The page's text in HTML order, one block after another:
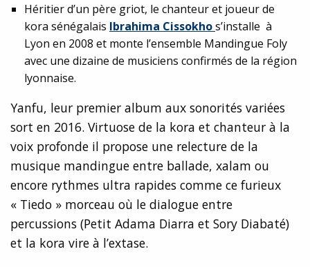
Héritier d’un père griot, le chanteur et joueur de
kora sénégalais Ibrahima Cissokhos’installe à
Lyon en 2008 et monte l’ensemble Mandingue Foly
avec une dizaine de musiciens confirmés de la région
lyonnaise.
Yanfu, leur premier album aux sonorités variées
sort en 2016. Virtuose de la kora et chanteur à la
voix profonde il propose une relecture de la
musique mandingue entre ballade, xalam ou
encore rythmes ultra rapides comme ce furieux
« Tiedo » morceau où le dialogue entre
percussions (Petit Adama Diarra et Sory Diabaté)
et la kora vire à l’extase.